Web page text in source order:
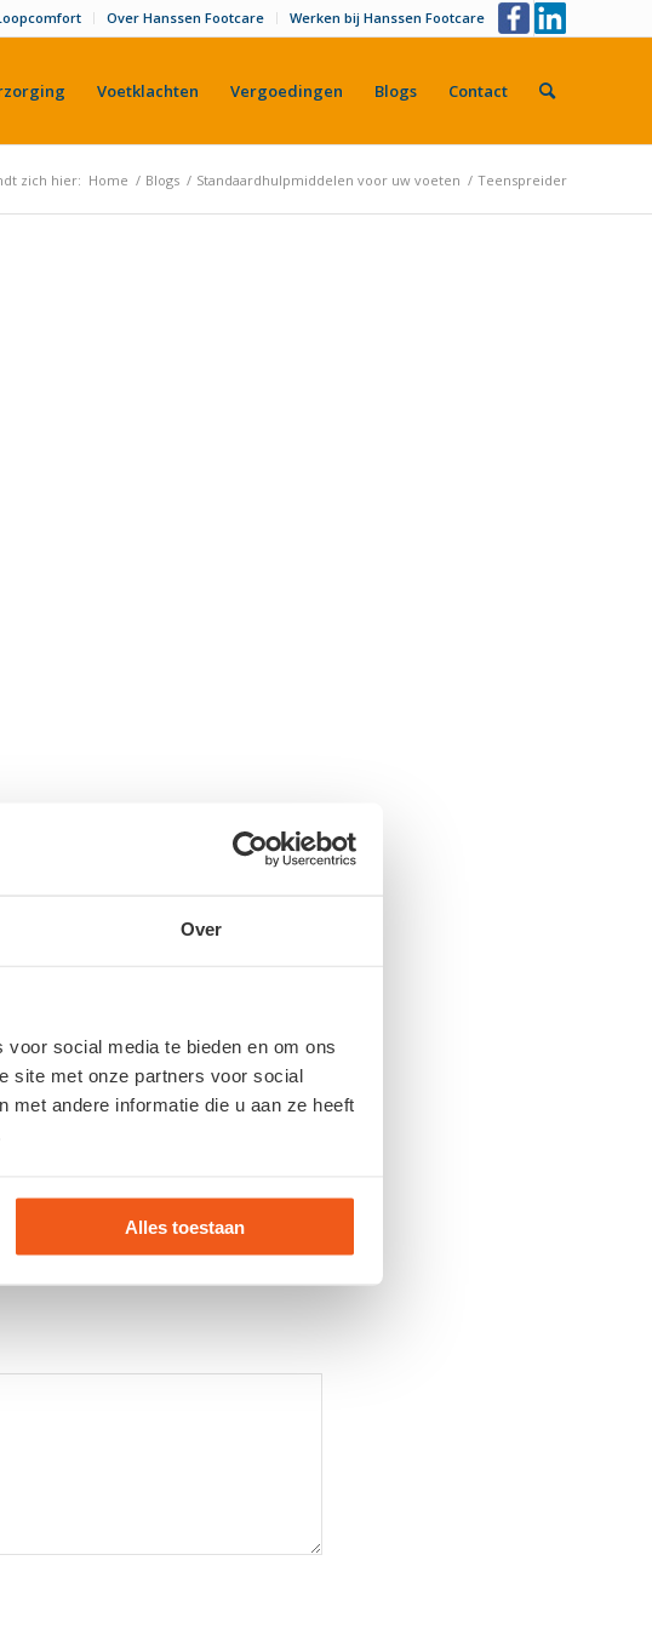
Over
social media te bieden en om ons
site met onze partners voor social
met andere informatie die u aan ze heeft
Alles toestaan
Over Hanssen Footcare Werken bij Hanssen Footcare
Voetklachten Vergoedingen Blogs Contact
zich hier: Home / Blogs / Standaardhulpmiddelen voor uw voeten / Teenspreider